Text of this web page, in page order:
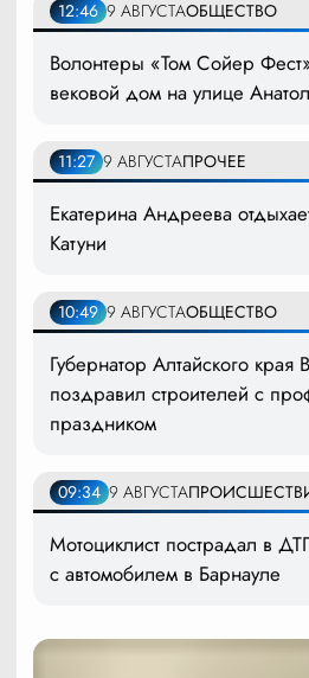
12:46 9 АВГУСТАОБЩЕСТВО
Волонтеры «Том Сойер
вековой дом на улице
11:27 9 АВГУСТАПРОЧЕЕ
Екатерина Андреева
Катуни
10:49 9 АВГУСТАОБЩЕСТВО
Губернатор Алтайского края
поздравил строителей с
праздником
09:34 9 АВГУСТА
Мотоциклист пострадал в
с автомобилем в Барнауле